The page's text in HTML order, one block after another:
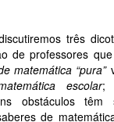
três
de professores
matemática “pura”
escolar
obstáculos
de